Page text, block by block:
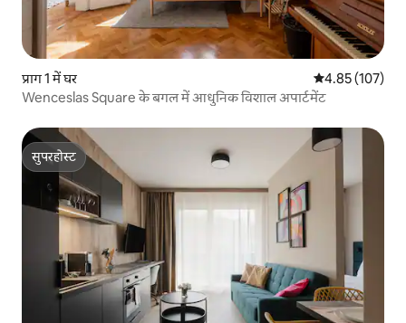
प्राग 1 में घर औसत रेटिंग 5 में से
4.85 (107)
Wenceslas Square के बगल में आधुनिक विशाल अपार्टमेंट
सुपरहोस्ट
सुपरहोस्ट